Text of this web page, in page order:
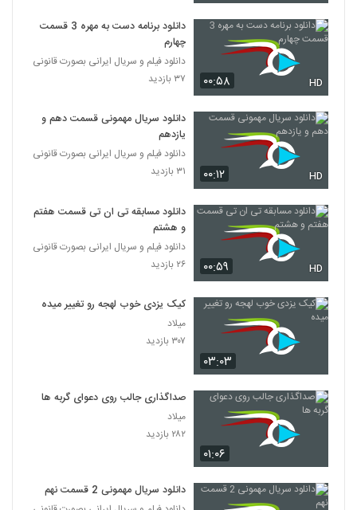
۰۰:۵۸ HD
دانلود برنامه دست به مهره 3 قسمت
چهارم
دانلود فیلم و سریال ایرانی بصورت قانونی
۳۷ بازدید
۰۰:۱۲ HD
دانلود سریال مهمونی قسمت دهم و
یازدهم
دانلود فیلم و سریال ایرانی بصورت قانونی
۳۱ بازدید
۰۰:۵۹ HD
دانلود مسابقه تی ان تی قسمت هفتم
و هشتم
دانلود فیلم و سریال ایرانی بصورت قانونی
۲۶ بازدید
۰۳:۰۳
کیک یزدی خوب لهجه رو تغییر میده
میلاد
۳۰۷ بازدید
۰۱:۰۶
صداگذاری جالب روی دعوای گربه ها
میلاد
۲۸۲ بازدید
دانلود سریال مهمونی 2 قسمت نهم